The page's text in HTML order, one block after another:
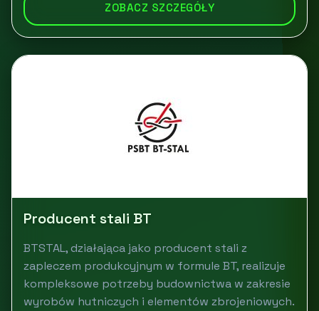
ZOBACZ SZCZEGÓŁY
Producent stali BT
BTSTAL, działająca jako producent stali z
zapleczem produkcyjnym w formule BT, realizuje
kompleksowe potrzeby budownictwa w zakresie
wyrobów hutniczych i elementów zbrojeniowych.